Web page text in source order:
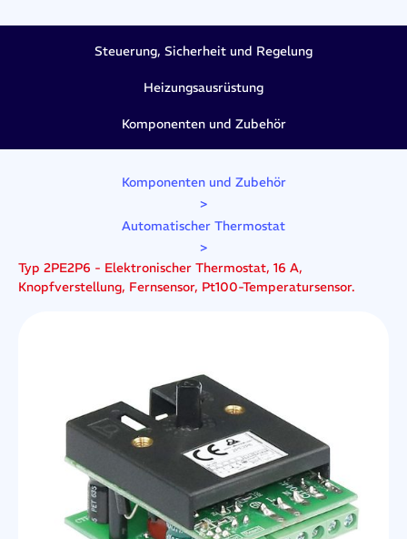
Steuerung, Sicherheit und Regelung
Heizungsausrüstung
Komponenten und Zubehör
Komponenten und Zubehör
>
Automatischer Thermostat
>
Typ 2PE2P6 - Elektronischer Thermostat, 16 A,
Knopfverstellung, Fernsensor, Pt100-Temperatursensor.